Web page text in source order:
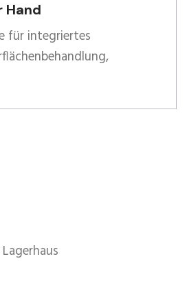
Hand
für integriertes
Lagerhaus